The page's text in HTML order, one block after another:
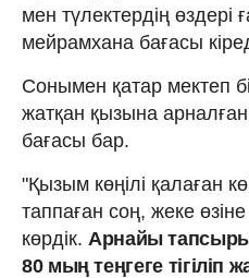
мен түлектердің өздері
мейрамхана бағасы
Сонымен қатар мектеп
жатқан қызына арналған
бағасы бар.
"Қызым көңілі қалаған
таппаған соң, жеке өзіне
көрдік. Арнайы
80 мың теңгеге тігіліп